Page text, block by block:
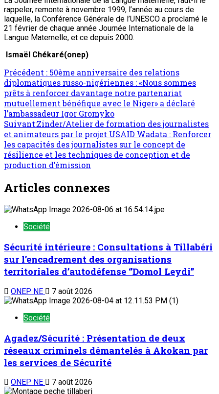
rappeler, remonte à novembre 1999, l’année au cours de
laquelle, la Conférence Générale de l’UNESCO a proclamé le
21 février de chaque année Journée Internationale de la
Langue Maternelle, et ce depuis 2000.
Ismaël Chékaré(onep)
Précédent : 50ème anniversaire des relations
diplomatiques russo-nigériennes : «Nous sommes
prêts à renforcer davantage notre partenariat
mutuellement bénéfique avec le Niger» a déclaré
l’ambassadeur Igor Gromyko
Suivant:Zinder/Atelier de formation des journalistes
et animateurs par le projet USAID Wadata : Renforcer
les capacités des journalistes sur le concept de
résilience et les techniques de conception et de
production d’émission
Articles connexes
Société
Sécurité intérieure : Consultations à Tillabéri
sur l’encadrement des organisations
territoriales d’autodéfense ‘’Domol Leydi’’
ONEP NE 7 août 2026
Société
Agadez/Sécurité : Présentation de deux
réseaux criminels démantelés à Akokan par
les services de Sécurité
ONEP NE 7 août 2026